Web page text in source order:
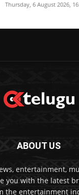
Thursday, 6 August 2026,
ABOUT US
entertainment,
you with the latest
the entertainment